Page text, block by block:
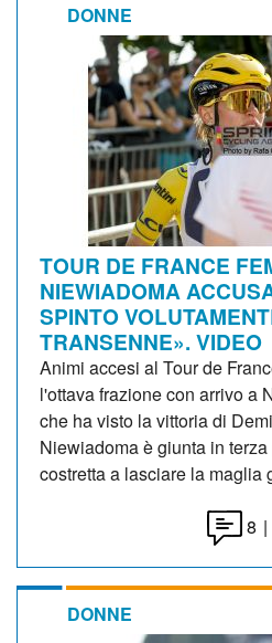
DONNE
TOUR DE FRANCE
NIEWIADOMA
SPINTO
TRANSENNE». VIDEO
Animi accesi al Tour de
l'ottava frazione con arrivo a
che ha visto la vittoria di
Niewiadoma è giunta in
costretta a lasciare la maglia
8 |
DONNE